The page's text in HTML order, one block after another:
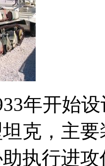
年开始
克，主
执行进